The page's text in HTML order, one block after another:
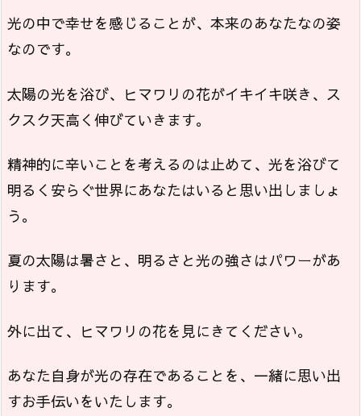
光の中で幸せを感じることが、本来のあなたなの姿
なのです。
太陽の光を浴び、ヒマワリの花がイキイキ咲き、ス
クスク天高く伸びていきます。
精神的に辛いことを考えるのは止めて、光を浴びて
明るく安らぐ世界にあなたはいると思い出しましょ
う。
夏の太陽は暑さと、明るさと光の強さはパワーがあ
ります。
外に出て、ヒマワリの花を見にきてください。
あなた自身が光の存在であることを、一緒に思い出
すお手伝いをいたします。